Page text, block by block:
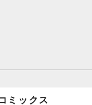
ミックス